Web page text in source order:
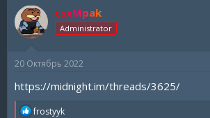
csxMpak
Administrator
20 Октябрь 2022
https://midnight.im/threads/3625/
R
frostyyk